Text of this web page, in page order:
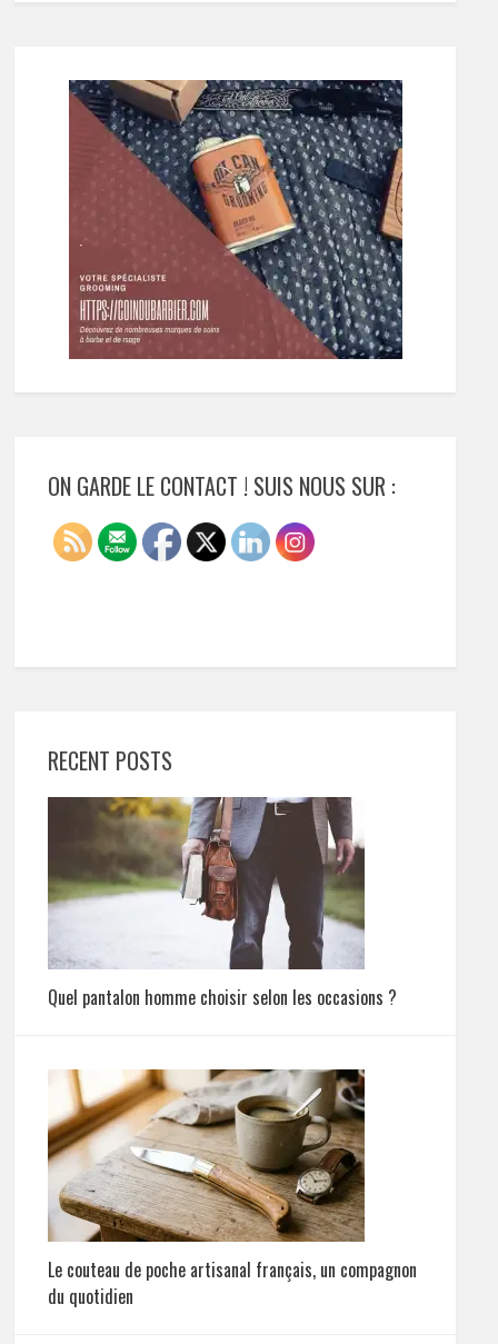
ON GARDE LE CONTACT ! SUIS NOUS SUR :
RECENT POSTS
Quel pantalon homme choisir selon les occasions ?
Le couteau de poche artisanal français, un compagnon
du quotidien